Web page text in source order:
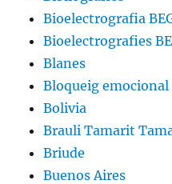
Bioelectrografia
Bioelectrografies
Blanes
Bloqueig emocional
Bolivia
Brauli Tamarit
Briude
Buenos Aires